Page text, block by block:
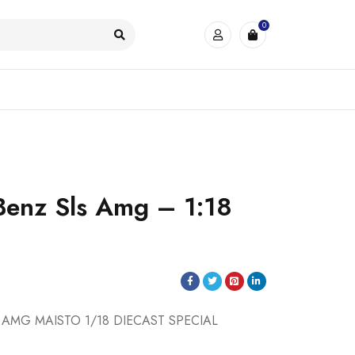
0
Sls Amg – 1:18
MAISTO 1/18 DIECAST SPECIAL